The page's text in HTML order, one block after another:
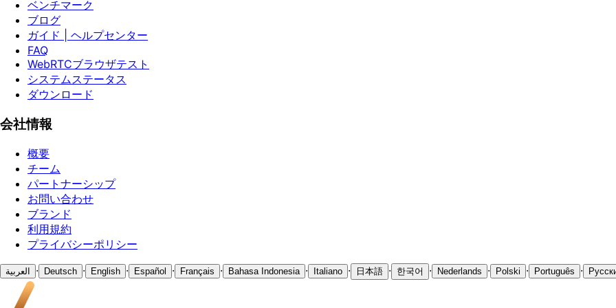
ベンチマーク
ブログ
ガイド | ヘルプセンター
FAQ
WebRTCブラウザテスト
システムステータス
ダウンロード
会社情報
概要
チーム
パートナーシップ
お問い合わせ
ブランド
利用規約
プライバシーポリシー
العربية · Deutsch · English · Español · Français · Bahasa Indonesia · Italiano · 日本語 · 한국어 · Nederlands · Polski · Português ·